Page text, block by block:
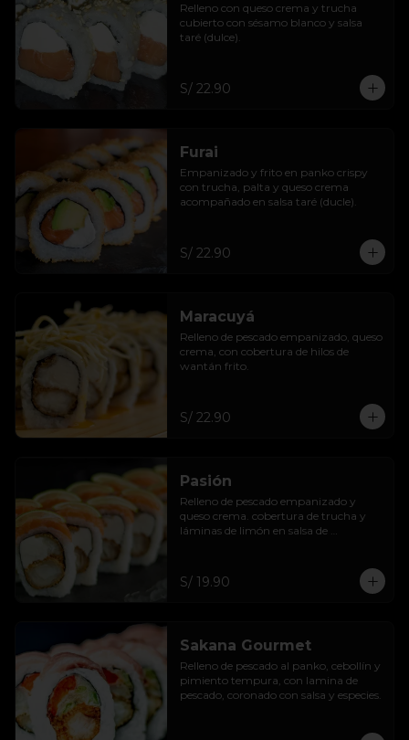
Relleno con queso crema y trucha
cubierto con sésamo blanco y salsa
taré (dulce).
S/ 22.90
Furai
Empanizado y frito en panko crispy
con trucha, palta y queso crema
acompañado en salsa taré (ducle).
S/ 22.90
Maracuyá
Relleno de pescado empanizado, queso
crema, con cobertura de hilos de
wantán frito.
S/ 22.90
Pasión
Relleno de pescado empanizado y
queso crema. cobertura de trucha y
láminas de limón en salsa de
S/ 19.90
Sakana Gourmet
Relleno de pescado al panko, cebollín y
pimiento tempura, con lamina de
pescado, coronado con salsa y especies.